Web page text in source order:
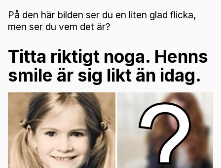
På den här bilden ser du en liten glad flicka,
men ser du vem det är?
Titta riktigt noga. Henns
smile är sig likt än idag.